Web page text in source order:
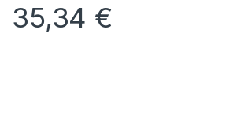
35,34 €